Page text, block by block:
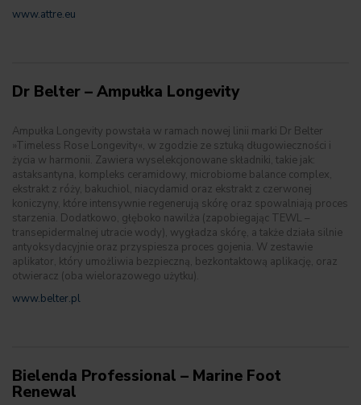
www.attre.eu
Dr Belter – Ampułka Longevity
Ampułka Longevity powstała w ramach nowej linii marki Dr Belter
»Timeless Rose Longevity«, w zgodzie ze sztuką długowieczności i
życia w harmonii. Zawiera wyselekcjonowane składniki, takie jak:
astaksantyna, kompleks ceramidowy, microbiome balance complex,
ekstrakt z róży, bakuchiol, niacydamid oraz ekstrakt z czerwonej
koniczyny, które intensywnie regenerują skórę oraz spowalniają proces
starzenia. Dodatkowo, głęboko nawilża (zapobiegając TEWL –
transepidermalnej utracie wody), wygładza skórę, a także działa silnie
antyoksydacyjnie oraz przyspiesza proces gojenia. W zestawie
aplikator, który umożliwia bezpieczną, bezkontaktową aplikację, oraz
otwieracz (oba wielorazowego użytku).
www.belter.pl
Bielenda Professional – Marine Foot
Renewal